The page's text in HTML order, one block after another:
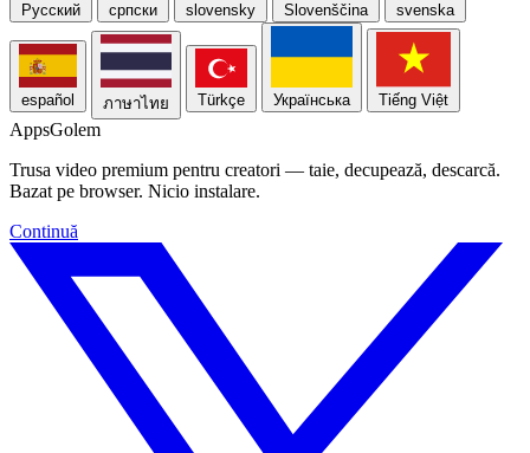
Русский српски slovensky Slovenščina svenska
español ภาษาไทย Türkçe Українська Tiếng Việt
AppsGolem
Trusa video premium pentru creatori — taie, decupează, descarcă.
Bazat pe browser. Nicio instalare.
Continuă